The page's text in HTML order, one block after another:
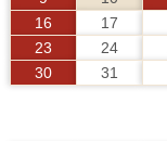
16
17
23
24
30
31